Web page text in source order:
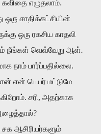
எழுதலாம்.
சாதிக்கட்சியின்
ஒரு ரகசிய காதலி
நீங்கள் வெவ்வேறு ஆள்.
நாம் பார்ப்பதில்லை.
என் பெயர் மட்டுமே
சரி, அதற்காக
ஆசிரியர்களும்